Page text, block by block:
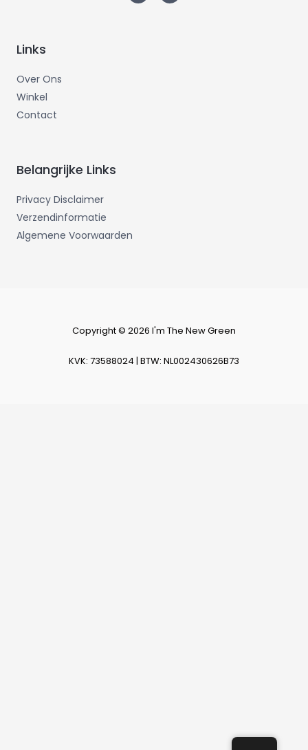
Links
Over Ons
Winkel
Contact
Belangrijke Links
Privacy Disclaimer
Verzendinformatie
Algemene Voorwaarden
Copyright © 2026 I'm The New Green
KVK: 73588024 | BTW: NL002430626B73